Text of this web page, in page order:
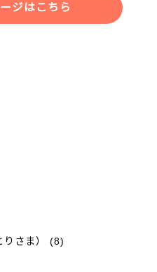
ス」ジはこちら
さま） (8)